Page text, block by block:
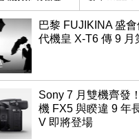
領銜換裝
巴黎 FUJIKINA 盛
代機皇 X-T6 傳 9 月
Sony 7 月雙機齊發
機 FX5 與睽違 9 年
V 即將登場